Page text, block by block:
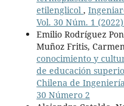
etilenglicol ,
Vol. 30 Núm. 1
Emilio Rodríguez
Muñoz Fritis,
conocimiento y
de educación
Chilena de
30 Número 2